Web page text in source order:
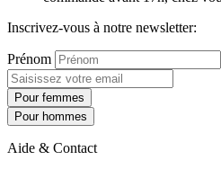
Inscrivez-vous à notre newsletter:
Prénom
Pour femmes
Pour hommes
Aide & Contact